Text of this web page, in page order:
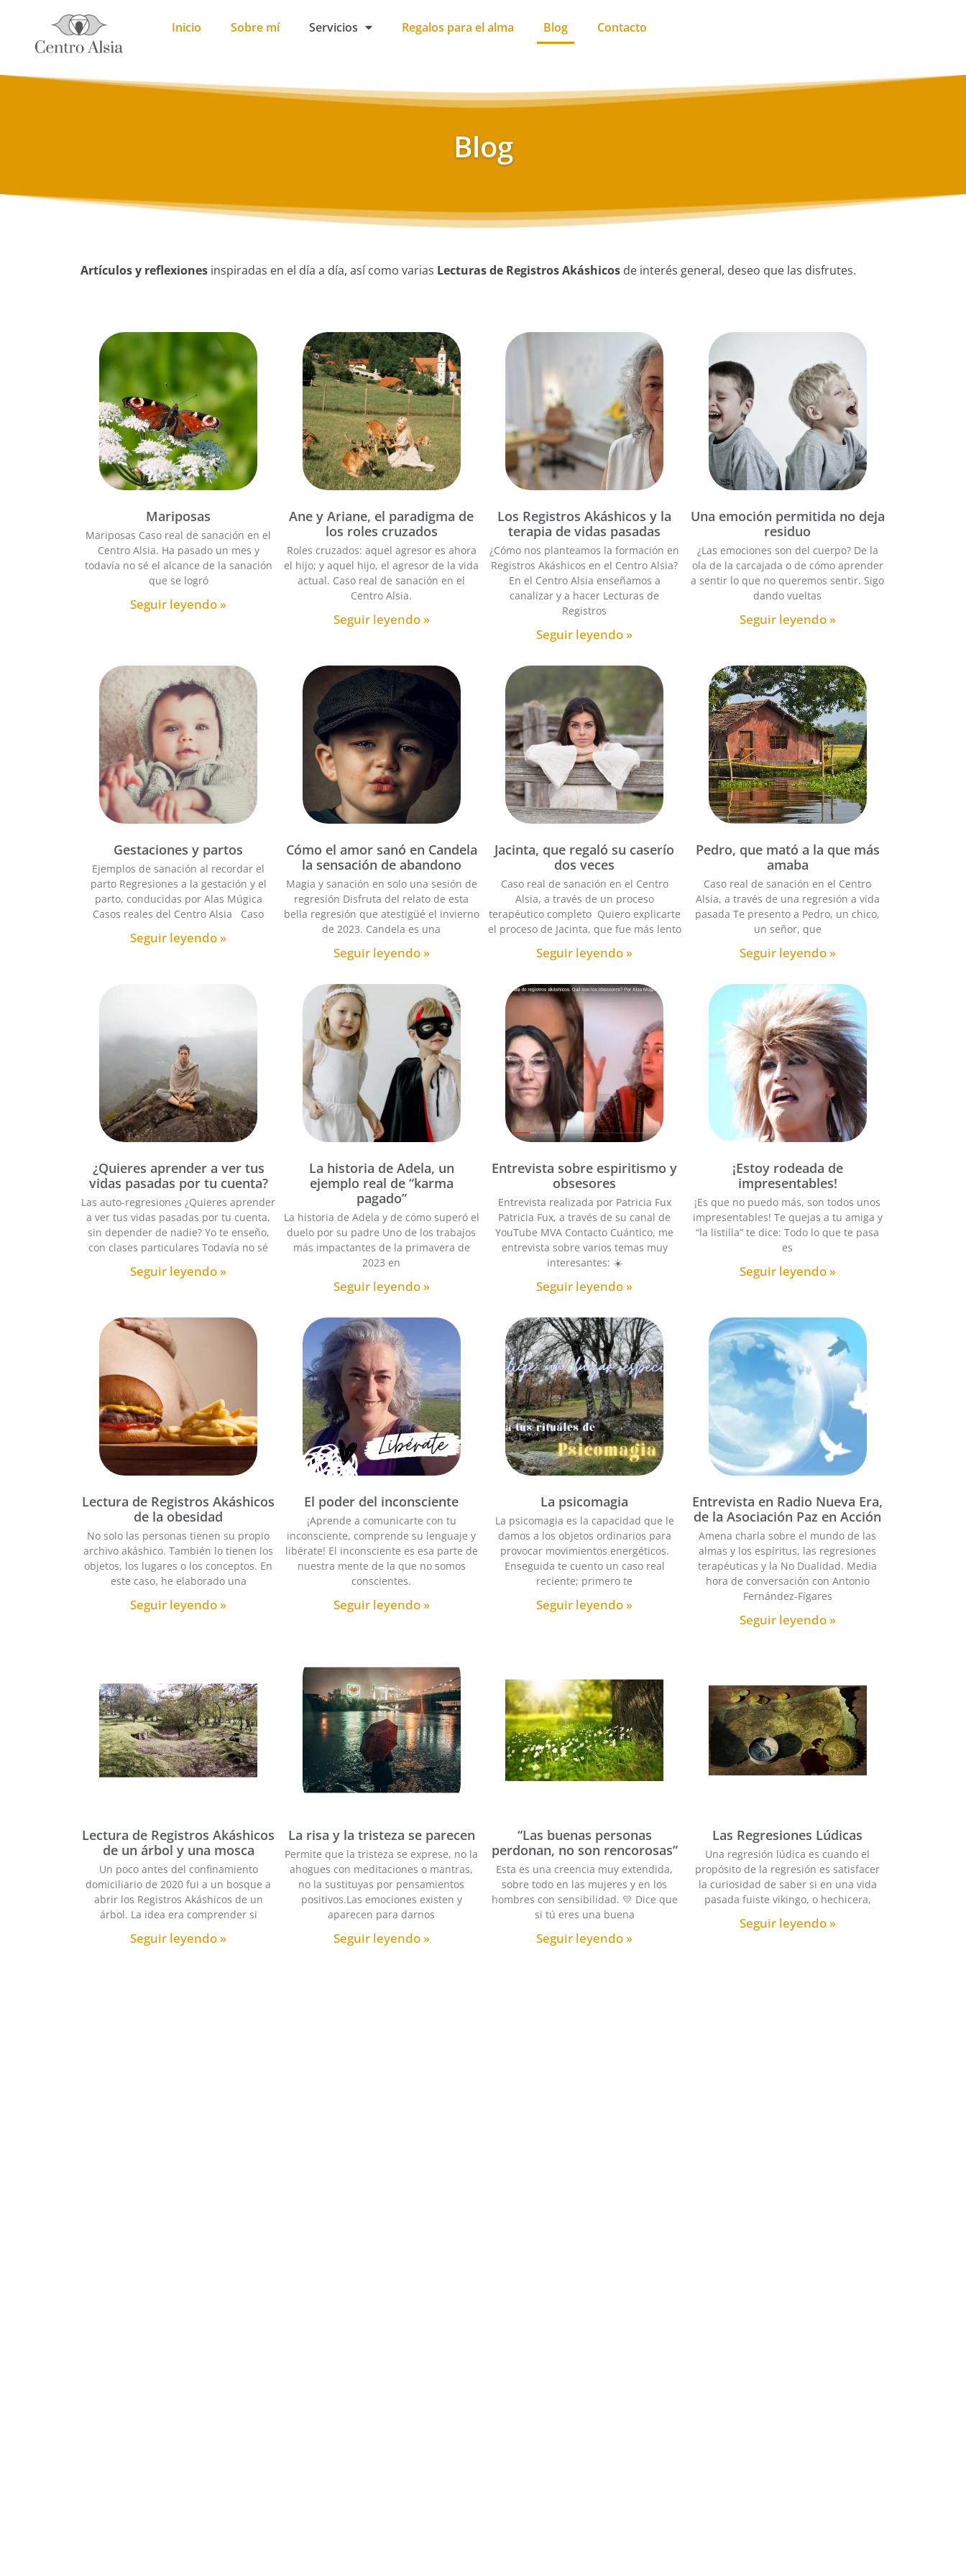
Inicio Sobre mí Servicios Regalos para el alma Blog Contacto
Blog
Artículos y reflexiones inspiradas en el día a día, así como varias Lecturas de Registros Akáshicos de interés general, deseo que las disfrutes.
Mariposas
Mariposas Caso real de sanación en el
Centro Alsia. Ha pasado un mes y
todavía no sé el alcance de la sanación
que se logró
Seguir leyendo »
Ane y Ariane, el paradigma de
los roles cruzados
Roles cruzados: aquel agresor es ahora
el hijo; y aquel hijo, el agresor de la vida
actual. Caso real de sanación en el
Centro Alsia.
Seguir leyendo »
Los Registros Akáshicos y la
terapia de vidas pasadas
¿Cómo nos planteamos la formación en
Registros Akáshicos en el Centro Alsia?
En el Centro Alsia enseñamos a
canalizar y a hacer Lecturas de
Registros
Seguir leyendo »
Una emoción permitida no deja
residuo
¿Las emociones son del cuerpo? De la
ola de la carcajada o de cómo aprender
a sentir lo que no queremos sentir. Sigo
dando vueltas
Seguir leyendo »
Gestaciones y partos
Ejemplos de sanación al recordar el
parto Regresiones a la gestación y el
parto, conducidas por Alas Múgica
Casos reales del Centro Alsia Caso
Seguir leyendo »
Cómo el amor sanó en Candela
la sensación de abandono
Magia y sanación en solo una sesión de
regresión Disfruta del relato de esta
bella regresión que atestigüé el invierno
de 2023. Candela es una
Seguir leyendo »
Jacinta, que regaló su caserío
dos veces
Caso real de sanación en el Centro
Alsia, a través de un proceso
terapéutico completo Quiero explicarte
el proceso de Jacinta, que fue más lento
Seguir leyendo »
Pedro, que mató a la que más
amaba
Caso real de sanación en el Centro
Alsia, a través de una regresión a vida
pasada Te presento a Pedro, un chico,
un señor, que
Seguir leyendo »
¿Quieres aprender a ver tus
vidas pasadas por tu cuenta?
Las auto-regresiones ¿Quieres aprender
a ver tus vidas pasadas por tu cuenta,
sin depender de nadie? Yo te enseño,
con clases particulares Todavía no sé
Seguir leyendo »
La historia de Adela, un
ejemplo real de “karma
pagado”
La historia de Adela y de cómo superó el
duelo por su padre Uno de los trabajos
más impactantes de la primavera de
2023 en
Seguir leyendo »
Entrevista sobre espiritismo y
obsesores
Entrevista realizada por Patricia Fux
Patricia Fux, a través de su canal de
YouTube MVA Contacto Cuántico, me
entrevista sobre varios temas muy
interesantes: ☀️
Seguir leyendo »
¡Estoy rodeada de
impresentables!
¡Es que no puedo más, son todos unos
impresentables! Te quejas a tu amiga y
“la listilla” te dice: Todo lo que te pasa
es
Seguir leyendo »
Lectura de Registros Akáshicos
de la obesidad
No solo las personas tienen su propio
archivo akáshico. También lo tienen los
objetos, los lugares o los conceptos. En
este caso, he elaborado una
Seguir leyendo »
El poder del inconsciente
¡Aprende a comunicarte con tu
inconsciente, comprende su lenguaje y
libérate! El inconsciente es esa parte de
nuestra mente de la que no somos
conscientes.
Seguir leyendo »
La psicomagia
La psicomagia es la capacidad que le
damos a los objetos ordinarios para
provocar movimientos energéticos.
Enseguida te cuento un caso real
reciente; primero te
Seguir leyendo »
Entrevista en Radio Nueva Era,
de la Asociación Paz en Acción
Amena charla sobre el mundo de las
almas y los espíritus, las regresiones
terapéuticas y la No Dualidad. Media
hora de conversación con Antonio
Fernández-Fígares
Seguir leyendo »
Lectura de Registros Akáshicos
de un árbol y una mosca
Un poco antes del confinamiento
domiciliario de 2020 fui a un bosque a
abrir los Registros Akáshicos de un
árbol. La idea era comprender si
Seguir leyendo »
La risa y la tristeza se parecen
Permite que la tristeza se exprese, no la
ahogues con meditaciones o mantras,
no la sustituyas por pensamientos
positivos.Las emociones existen y
aparecen para darnos
Seguir leyendo »
“Las buenas personas
perdonan, no son rencorosas”
Esta es una creencia muy extendida,
sobre todo en las mujeres y en los
hombres con sensibilidad. 💛 Dice que
si tú eres una buena
Seguir leyendo »
Las Regresiones Lúdicas
Una regresión lúdica es cuando el
propósito de la regresión es satisfacer
la curiosidad de saber si en una vida
pasada fuiste vikingo, o hechicera,
Seguir leyendo »